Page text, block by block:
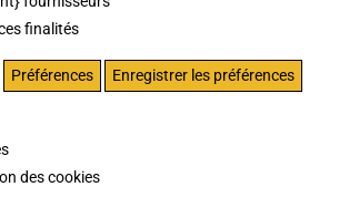
finalités
Préférences
Enregistrer les préférences
des cookies